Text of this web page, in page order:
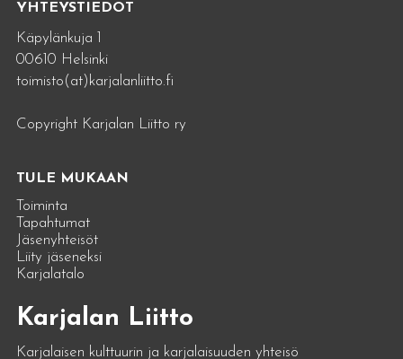
YHTEYSTIEDOT
Käpylänkuja 1
00610 Helsinki
toimisto(at)karjalanliitto.fi
Copyright Karjalan Liitto ry
TULE MUKAAN
Toiminta
Tapahtumat
Jäsenyhteisöt
Liity jäseneksi
Karjalatalo
Karjalan Liitto
Karjalaisen kulttuurin ja karjalaisuuden yhteisö